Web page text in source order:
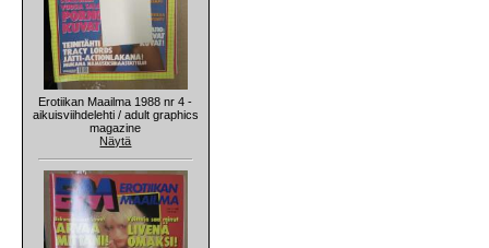
Erotiikan Maailma 1988 nr 4 -
aikuisviihdelehti / adult graphics
magazine
Näytä